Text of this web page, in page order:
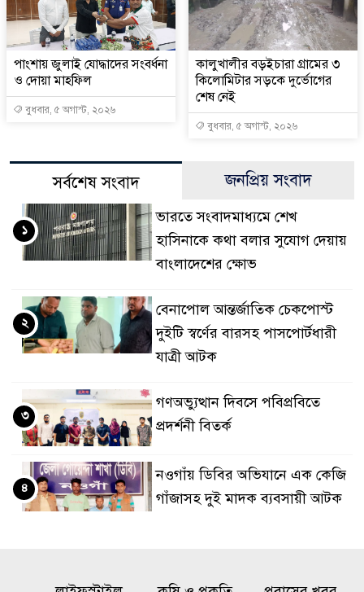
পাংশায় জুলাই যোদ্ধাদের সংবর্ধনা
ও দোয়া মাহফিল
বুধবার, ৫ অগাস্ট, ২০২৬
কালুখালীর বড়ইচারা গ্রামের ৩
কিলোমিটার সড়কে দুর্ভোগের
শেষ নেই
বুধবার, ৫ অগাস্ট, ২০২৬
সর্বশেষ সংবাদ জনপ্রিয় সংবাদ
ভারতে সংবাদমাধ্যমে শেখ
হাসিনাকে কথা বলার সুযোগ দেয়ায়
বাংলাদেশের ক্ষোভ
১
বেনাপোল আন্তর্জাতিক চেকপোস্ট
দুইটি স্বর্ণের বারসহ পাসপোর্টধারী
যাত্রী আটক
২
গণঅভ্যুত্থান দিবসে পবিপ্রবিতে
প্রদর্শনী বিতর্ক
৩
নওগাঁয় ডিবির অভিযানে এক কেজি
গাঁজাসহ দুই মাদক ব্যবসায়ী আটক
৪